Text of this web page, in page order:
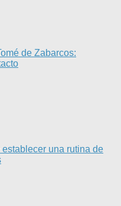
de Zabarcos:
una rutina de